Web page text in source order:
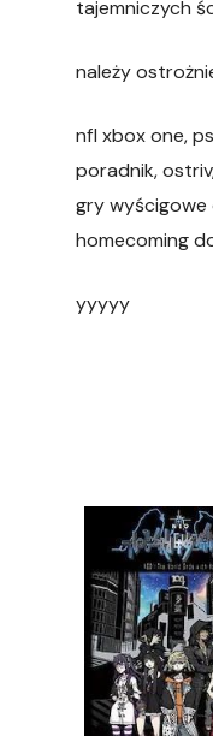
tajemniczych
należy
nfl xbox one,
poradnik,
gry wyścigowe
homecoming
yyyyy